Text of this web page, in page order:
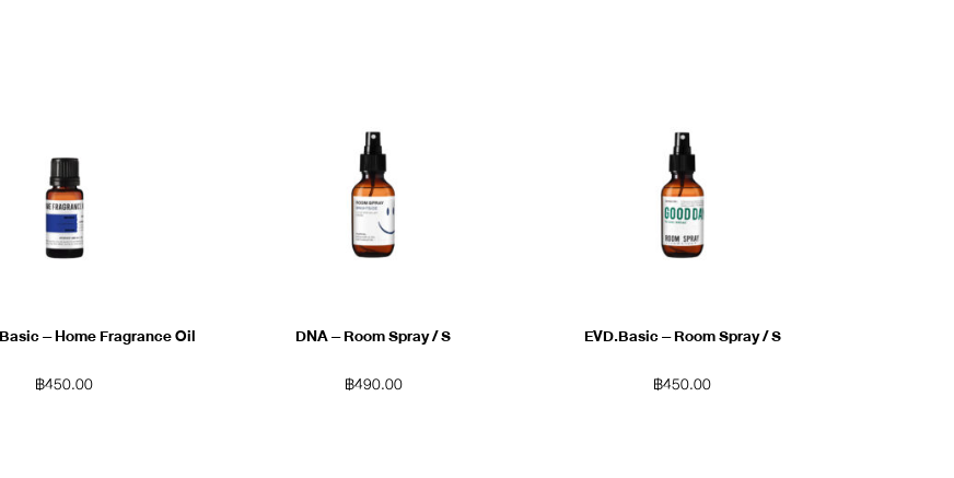
– Home Fragrance Oil
฿450.00
DNA – Room Spray / S
฿490.00
EVD.Basic – Room Spray / S
฿450.00